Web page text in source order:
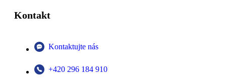
Kontakt
Kontaktujte nás
+420 296 184 910